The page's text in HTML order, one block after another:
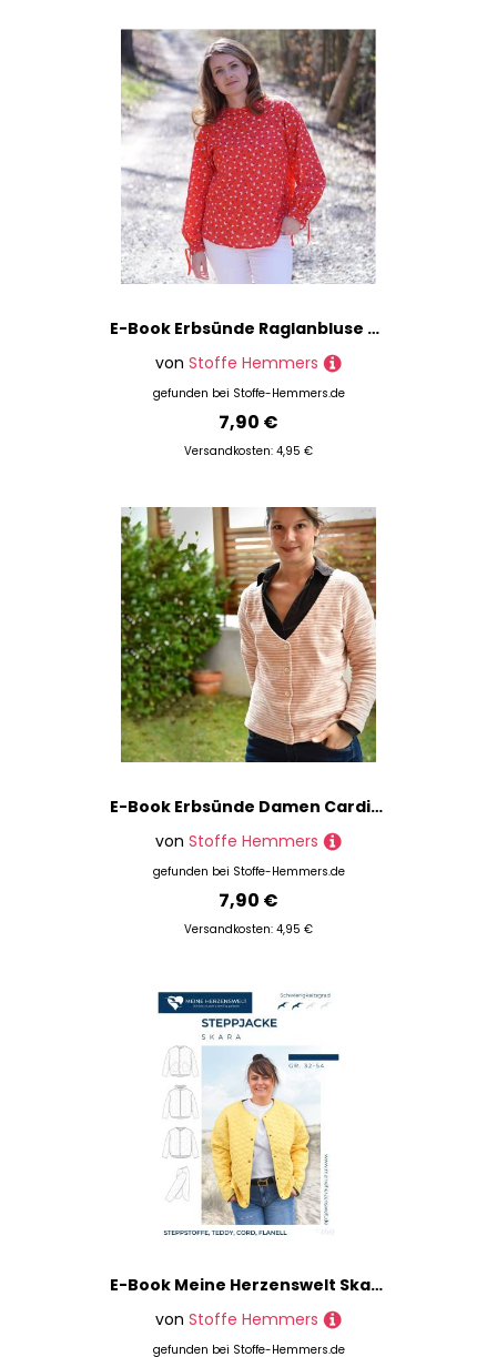
E-Book Erbsünde Raglanbluse Primavera
von Stoffe Hemmers
gefunden bei Stoffe-Hemmers.de
7,90 €
Versandkosten: 4,95 €
E-Book Erbsünde Damen Cardigan Namorada
von Stoffe Hemmers
gefunden bei Stoffe-Hemmers.de
7,90 €
Versandkosten: 4,95 €
E-Book Meine Herzenswelt Skara Steppjacke Damen
von Stoffe Hemmers
gefunden bei Stoffe-Hemmers.de